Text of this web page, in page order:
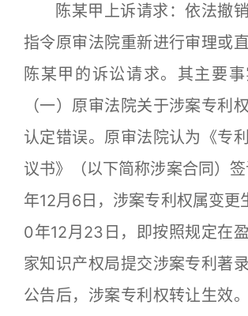
陈某甲上诉请求：依法撤销
指令原审法院重新进行审理或
陈某甲的诉讼请求。其主要事
（一）原审法院关于涉案专利
认定错误。原审法院认为《专
议书》（以下简称涉案合同）
年12月6日，涉案专利权属变更
0年12月23日，即按照规定在
家知识产权局提交涉案专利著
公告后，涉案专利权转让生效